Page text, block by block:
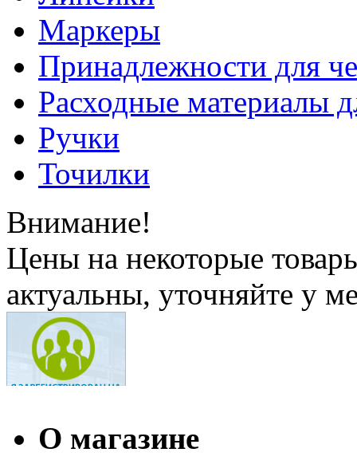
Маркеры
Принадлежности для
Расходные материалы
Ручки
Точилки
Внимание!
Цены на некоторые
актуальны, уточняйте у
О магазине